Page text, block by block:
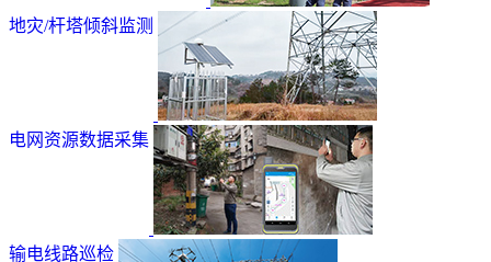
地灾/杆塔倾斜监测
电网资源数据采集
输电线路巡检